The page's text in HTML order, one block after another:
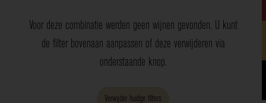
Voor deze combinatie werden geen wijnen gevonden. U kunt
de filter bovenaan aanpassen of deze verwijderen via
onderstaande knop.
Verwijder huidge filters